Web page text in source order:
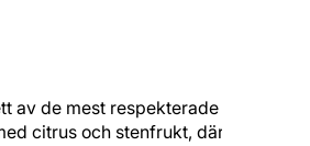
de mest respekterade namnen
citrus och stenfrukt, där